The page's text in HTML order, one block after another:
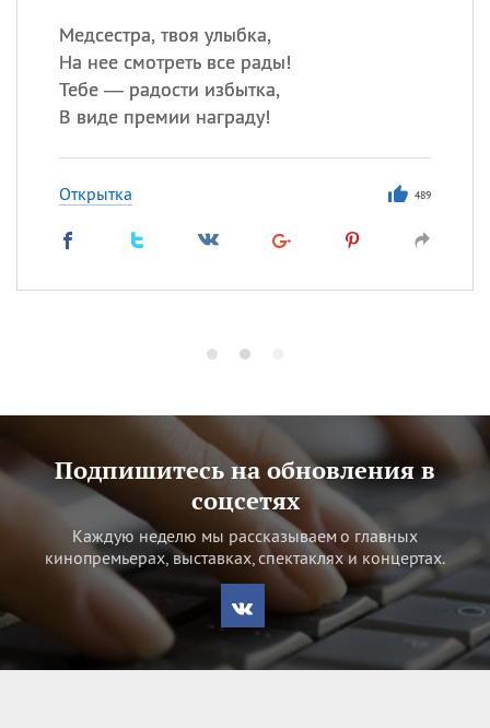
Медсестра, твоя улыбка,
На нее смотреть все рады!
Тебе — радости избытка,
В виде премии награду!
Открытка 489
Подпишитесь на обновления в
соцсетях
Каждую неделю мы рассказываем о главных
кинопремьерах, выставках, спектаклях и концертах.